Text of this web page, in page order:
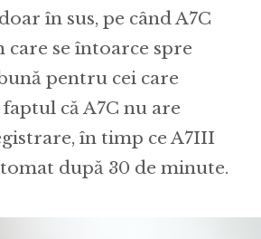
în sus, pe când A7C
care se întoarce spre
pentru cei care
că A7C nu are
în timp ce A7III
după 30 de minute.